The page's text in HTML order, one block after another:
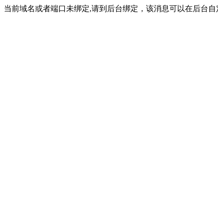
当前域名或者端口未绑定,请到后台绑定，该消息可以在后台自